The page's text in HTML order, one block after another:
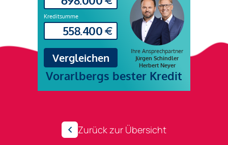
Zurück zur Übersicht